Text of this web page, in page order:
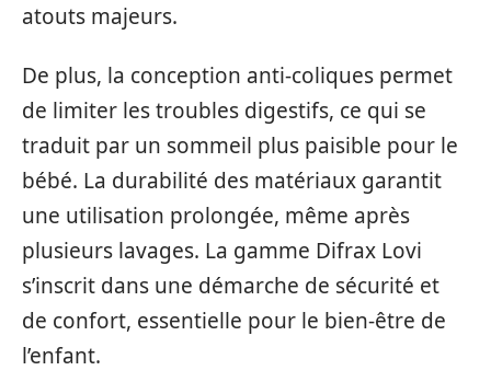
atouts majeurs.
De plus, la conception anti-coliques permet
de limiter les troubles digestifs, ce qui se
traduit par un sommeil plus paisible pour le
bébé. La durabilité des matériaux garantit
une utilisation prolongée, même après
plusieurs lavages. La gamme Difrax Lovi
s’inscrit dans une démarche de sécurité et
de confort, essentielle pour le bien-être de
l’enfant.